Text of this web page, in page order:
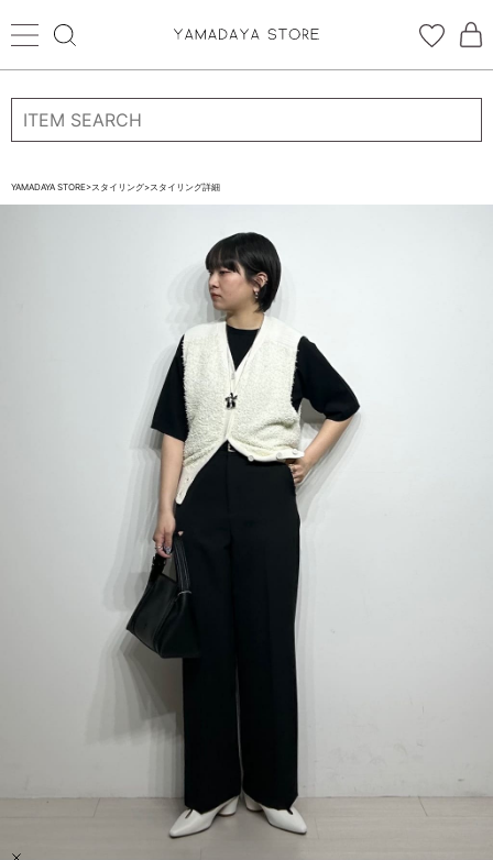
ログイン 新規会員登録
STORE BRAND・LABELから探す
YAMADAYA STORE>スタイリング>スタイリング詳細
ログイン